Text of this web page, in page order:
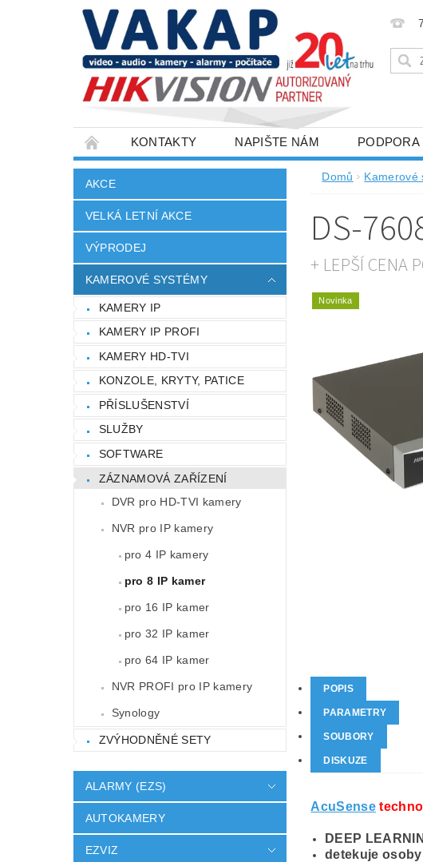
KONTAKTY NAPIŠTE NÁM PODPORA
SLOVNÍK POJMŮ VELKOOBCHOD
AKCE
VELKÁ LETNÍ AKCE
VÝPRODEJ
KAMEROVÉ SYSTÉMY
KAMERY IP
KAMERY IP PROFI
KAMERY HD-TVI
KONZOLE, KRYTY, PATICE
PŘÍSLUŠENSTVÍ
SLUŽBY
SOFTWARE
ZÁZNAMOVÁ ZAŘÍZENÍ
DVR pro HD-TVI kamery
NVR pro IP kamery
pro 4 IP kamery
pro 8 IP kamer
pro 16 IP kamer
pro 32 IP kamer
pro 64 IP kamer
NVR PROFI pro IP kamery
Synology
ZVÝHODNĚNÉ SETY
ALARMY (EZS)
AUTOKAMERY
EZVIZ
Domů Kamerové
DS-
+ LEPŠÍ CENA
Novinka
POPIS
PARAMETRY
SOUBORY
DISKUZE
AcuSense
DEEP
detekuje